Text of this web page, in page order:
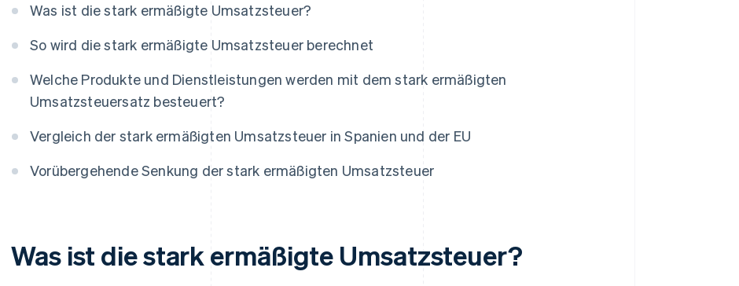
Was ist die stark ermäßigte Umsatzsteuer?
So wird die stark ermäßigte Umsatzsteuer berechnet
Welche Produkte und Dienstleistungen werden mit dem stark ermäßigten
Umsatzsteuersatz besteuert?
Vergleich der stark ermäßigten Umsatzsteuer in Spanien und der EU
Vorübergehende Senkung der stark ermäßigten Umsatzsteuer
Was ist die stark ermäßigte Umsatzsteuer?